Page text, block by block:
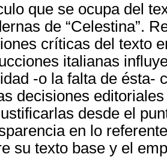
que se ocupa del
de “Celestina”.
críticas del texto
italianas
-o la falta de ésta-
decisiones
desde el
en lo
su texto base y el